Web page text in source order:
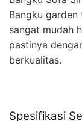
Bangku
sangat mudah
pastinya
berkualitas.
Spesifikasi